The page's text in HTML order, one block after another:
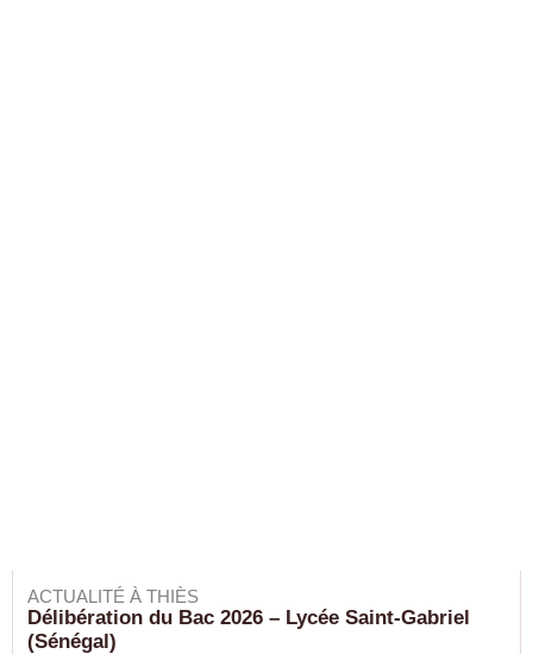
ACTUALITÉ À THIÈS
Délibération du Bac 2026 – Lycée Saint-Gabriel
(Sénégal)